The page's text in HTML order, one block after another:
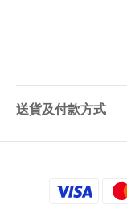
送貨及付款方式